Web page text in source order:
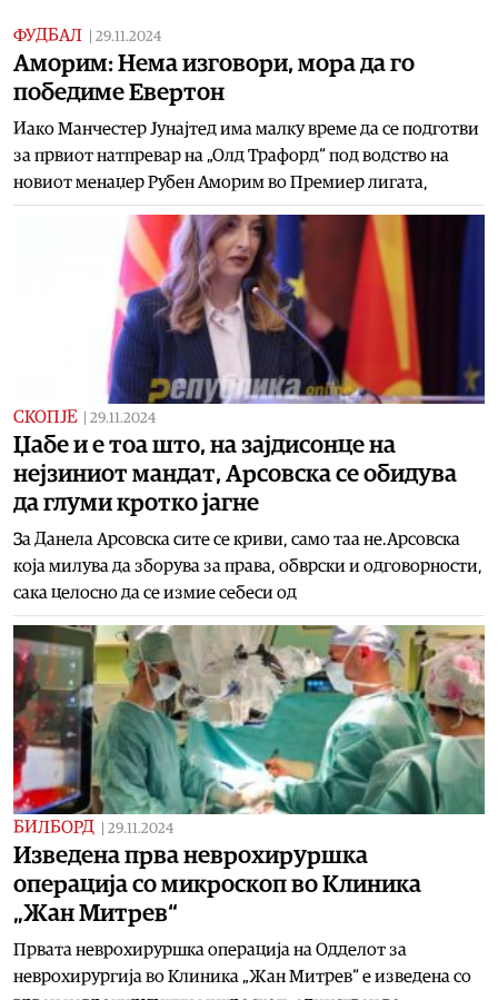
ФУДБАЛ 29.11.2024
Аморим: Нема изговори, мора да го
победиме Евертон
Иако Манчестер Јунајтед има малку време да се подготви
за првиот натпревар на „Олд Трафорд“ под водство на
новиот менаџер Рубен Аморим во Премиер лигата,
СКОПЈЕ 29.11.2024
Џабе и е тоа што, на зајдисонце на
нејзиниот мандат, Арсовска се обидува
да глуми кротко јагне
За Данела Арсовска сите се криви, само таа не.Арсовска
која милува да зборува за права, обврски и одговорности,
сака целосно да се измие себеси од
БИЛБОРД 29.11.2024
Изведена прва неврохируршка
операција со микроскоп во Клиника
„Жан Митрев“
Првата неврохируршка операција на Одделот за
неврохирургија во Клиника „Жан Митрев“ е изведена со